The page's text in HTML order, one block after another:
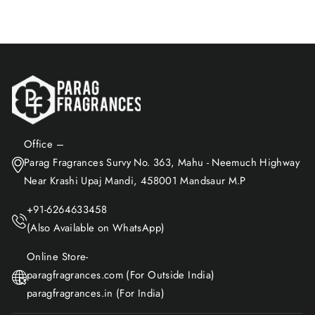
Office –
Parag Fragrances Survy No. 363, Mahu - Neemuch Highway
Near Krashi Upaj Mandi, 458001 Mandsaur M.P
+91-6264633458
(Also Available on WhatsApp)
Online Store-
paragfragrances.com (For Outside India)
paragfragrances.in (For India)